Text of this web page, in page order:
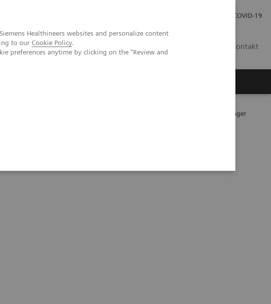
Healthineers websites and personalize content
to our Cookie Policy.
preferences anytime by clicking on the "Review and
COVID-19
Kontakt
Atellica Process Manager